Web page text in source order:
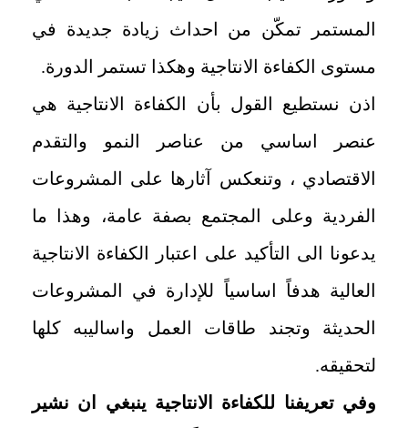
المستمر تمكّن من احداث زيادة جديدة في
مستوى الكفاءة الانتاجية وهكذا تستمر الدورة.
اذن نستطيع القول بأن الكفاءة الانتاجية هي
عنصر اساسي من عناصر النمو والتقدم
الاقتصادي ، وتنعكس آثارها على المشروعات
الفردية وعلى المجتمع بصفة عامة، وهذا ما
يدعونا الى التأكيد على اعتبار الكفاءة الانتاجية
العالية هدفاً اساسياً للإدارة في المشروعات
الحديثة وتجند طاقات العمل واساليبه كلها
لتحقيقه.
وفي تعريفنا للكفاءة الانتاجية ينبغي ان نشير